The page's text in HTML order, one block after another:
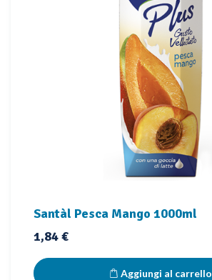
Santàl Pesca Mango 1000ml
Prezzo
1,84 €
Aggiungi al carrello